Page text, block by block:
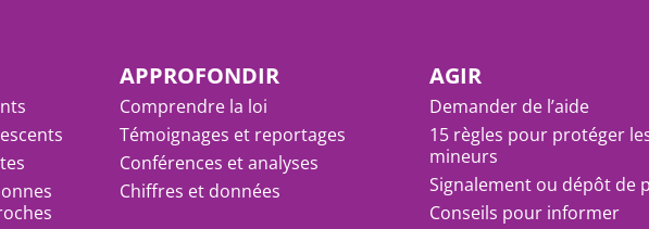
APPROFONDIR
Comprendre la loi
Témoignages et reportages
Conférences et analyses
Chiffres et données
AGIR
Demander de l’aide
15 règles pour protéger
mineurs
Signalement ou dépôt de
Conseils pour informer